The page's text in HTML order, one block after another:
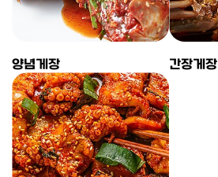
양념게장 간장게장